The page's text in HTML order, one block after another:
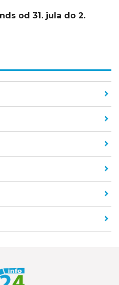
od 31. jula do 2.